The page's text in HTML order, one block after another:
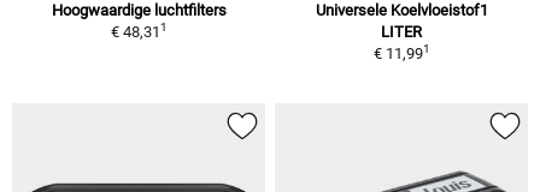
Hoogwaardige luchtfilters
€ 48,311
Universele Koelvloeistof1
LITER
€ 11,991